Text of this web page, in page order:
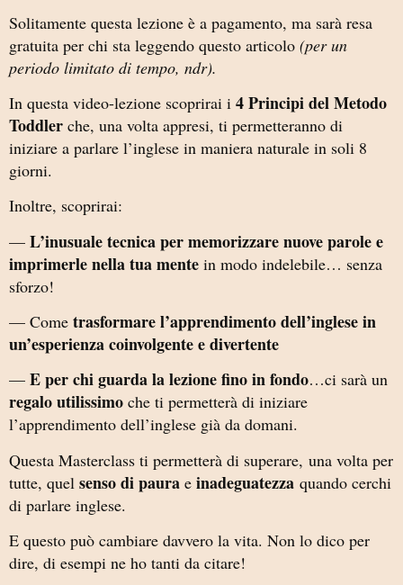
Solitamente questa lezione è a pagamento, ma sarà resa
gratuita per chi sta leggendo questo articolo (per un
periodo limitato di tempo, ndr).
In questa video-lezione scoprirai i 4 Principi del Metodo
Toddler che, una volta appresi, ti permetteranno di
iniziare a parlare l’inglese in maniera naturale in soli 8
giorni.
Inoltre, scoprirai:
— L’inusuale tecnica per memorizzare nuove parole e
imprimerle nella tua mente in modo indelebile… senza
sforzo!
— Come trasformare l’apprendimento dell’inglese in
un’esperienza coinvolgente e divertente
— E per chi guarda la lezione fino in fondo…ci sarà un
regalo utilissimo che ti permetterà di iniziare
l’apprendimento dell’inglese già da domani.
Questa Masterclass ti permetterà di superare, una volta per
tutte, quel senso di paura e inadeguatezza quando cerchi
di parlare inglese.
E questo può cambiare davvero la vita. Non lo dico per
dire, di esempi ne ho tanti da citare!